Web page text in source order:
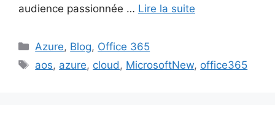
audience passionnée … Lire la suite
Catégories
Azure, Blog, Office 365
Étiquettes
aos, azure, cloud , MicrosoftNew, office365